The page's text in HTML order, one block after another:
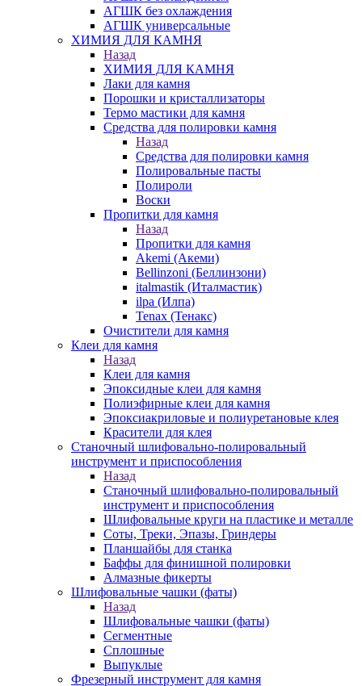
АГШК без охлаждения
АГШК универсальные
ХИМИЯ ДЛЯ КАМНЯ
Назад
ХИМИЯ ДЛЯ КАМНЯ
Лаки для камня
Порошки и кристаллизаторы
Термо мастики для камня
Средства для полировки камня
Назад
Средства для полировки камня
Полировальные пасты
Полироли
Воски
Пропитки для камня
Назад
Пропитки для камня
Akemi (Акеми)
Bellinzoni (Беллинзони)
italmastik (Италмастик)
ilpa (Илпа)
Tenax (Тенакс)
Очистители для камня
Клеи для камня
Назад
Клеи для камня
Эпоксидные клеи для камня
Полиэфирные клеи для камня
Эпоксиакриловые и полиуретановые клея
Красители для клея
Станочный шлифовально-полировальный
инструмент и приспособления
Назад
Станочный шлифовально-полировальный
инструмент и приспособления
Шлифовальные круги на пластике и металле
Соты, Треки, Эпазы, Гриндеры
Планшайбы для станка
Баффы для финишной полировки
Алмазные фикерты
Шлифовальные чашки (фаты)
Назад
Шлифовальные чашки (фаты)
Сегментные
Сплошные
Выпуклые
Фрезерный инструмент для камня